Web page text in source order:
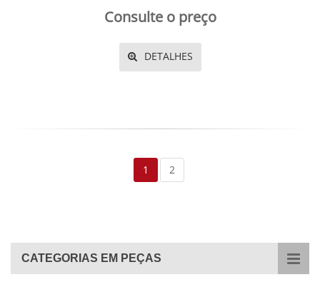
Consulte o preço
DETALHES
1 2
CATEGORIAS EM PEÇAS